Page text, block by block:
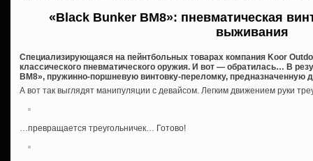
«Black Bunker BM8»: пневматическая
выживания
Специализирующаяся на пейнтбольных товарах компания Koor
классического пневматического оружия. И вот — обратилась… В
BM8», пружинно-поршневую винтовку-переломку, предназначенную
А вот так выглядят манипуляции с девайсом. Легким движением руки
…превращается треугольничек… Готово!